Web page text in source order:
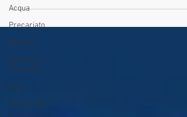
Acqua
Precariato
Bambini
Economia
Circolare
Aria
Lombardia